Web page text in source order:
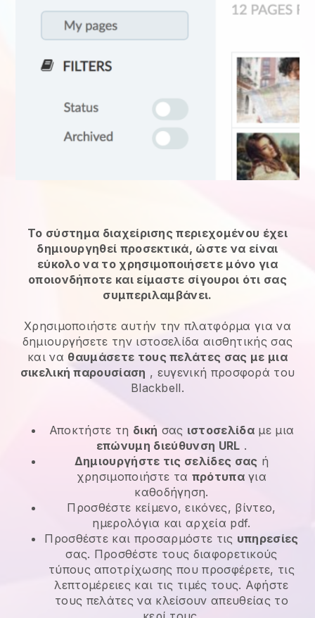
Το σύστημα διαχείρισης περιεχομένου έχει
δημιουργηθεί προσεκτικά, ώστε να είναι
εύκολο να το χρησιμοποιήσετε μόνο για
οποιονδήποτε και είμαστε σίγουροι ότι σας
συμπεριλαμβάνει.
Χρησιμοποιήστε αυτήν την πλατφόρμα για να
δημιουργήσετε την ιστοσελίδα αισθητικής σας
και να θαυμάσετε τους πελάτες σας με μια
σικελική παρουσίαση , ευγενική προσφορά του
Blackbell.
Αποκτήστε τη δική σας ιστοσελίδα με μια
επώνυμη διεύθυνση URL .
Δημιουργήστε τις σελίδες σας ή
χρησιμοποιήστε τα πρότυπαγια
καθοδήγηση.
Προσθέστε κείμενο, εικόνες, βίντεο,
ημερολόγια και αρχεία pdf.
Προσθέστε και προσαρμόστε τις υπηρεσίες
σας. Προσθέστε τους διαφορετικούς
τύπους αποτρίχωσης που προσφέρετε, τις
λεπτομέρειες και τις τιμές τους. Αφήστε
τους πελάτες να κλείσουν απευθείας το